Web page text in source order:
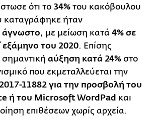
ότι το 34% του κακόβουλου
καταγράφηκε ήταν
άγνωστο, με μείωση κατά 4% σε
εξάμηνο του 2020. Επίσης
αύξηση κατά 24% στο
που εκμεταλλεύεται την
11882 για την προσβολή του
ή του Microsoft WordPad και
επιθέσεων χωρίς αρχεία.